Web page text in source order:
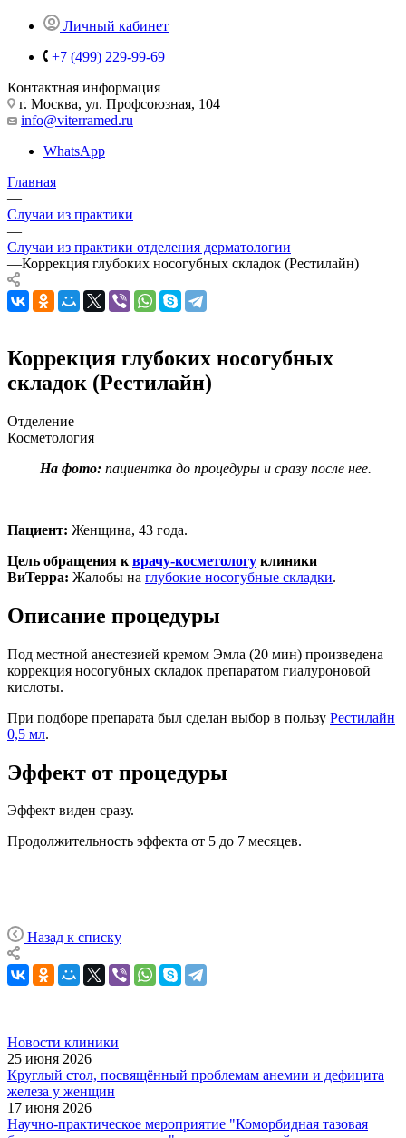
Личный кабинет
+7 (499) 229-99-69
Контактная информация
г. Москва, ул. Профсоюзная, 104
info@viterramed.ru
WhatsApp
Главная
—
Случаи из практики
—
Случаи из практики отделения дерматологии
—Коррекция глубоких носогубных складок (Рестилайн)
Коррекция глубоких носогубных
складок (Рестилайн)
Отделение
Косметология
На фото: пациентка до процедуры и сразу после нее.
Пациент: Женщина, 43 года.
Цель обращения к врачу-косметологу клиники
ВиТерра: Жалобы на глубокие носогубные складки.
Описание процедуры
Под местной анестезией кремом Эмла (20 мин) произведена
коррекция носогубных складок препаратом гиалуроновой
кислоты.
При подборе препарата был сделан выбор в пользу Рестилайн
0,5 мл.
Эффект от процедуры
Эффект виден сразу.
Продолжительность эффекта от 5 до 7 месяцев.
Назад к списку
Новости клиники
25 июня 2026
Круглый стол, посвящённый проблемам анемии и дефицита
железа у женщин
17 июня 2026
Научно-практическое мероприятие "Коморбидная тазовая